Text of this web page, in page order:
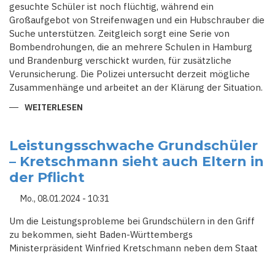
gesuchte Schüler ist noch flüchtig, während ein
Großaufgebot von Streifenwagen und ein Hubschrauber die
Suche unterstützen. Zeitgleich sorgt eine Serie von
Bombendrohungen, die an mehrere Schulen in Hamburg
und Brandenburg verschickt wurden, für zusätzliche
Verunsicherung. Die Polizei untersucht derzeit mögliche
Zusammenhänge und arbeitet an der Klärung der Situation.
WEITERLESEN
SCHULE
IM
POLIZEIEINSATZ
–
DROHUNGEN
AUCH
IN
BRANDENBURG
Leistungsschwache Grundschüler
– Kretschmann sieht auch Eltern in
der Pflicht
Mo., 08.01.2024 - 10:31
Um die Leistungsprobleme bei Grundschülern in den Griff
zu bekommen, sieht Baden-Württembergs
Ministerpräsident Winfried Kretschmann neben dem Staat